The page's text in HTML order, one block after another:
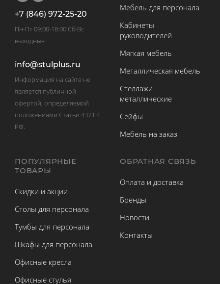
+7 (846) 972-25-20
Пн-Пт 09:00-18:00 Сб-Вс
выходные
info@stulplus.ru
Информация на сайте не
является публичной
офертой, определяемой
положениями Статьи 437 ГК
РФ.
Мебель для персонала
Кабинеты
руководителей
Мягкая мебель
Металлическая мебель
Стеллажи
металлические
Сейфы
Мебель на заказ
ПОПУЛЯРНЫЕ
ТОВАРЫ
Скидки и акции
Столы для персонала
Тумбы для персонала
Шкафы для персонала
Офисные кресла
Офисные стулья
ОБРАТНАЯ СВЯЗЬ
Оплата и доставка
Бренды
Новости
Контакты